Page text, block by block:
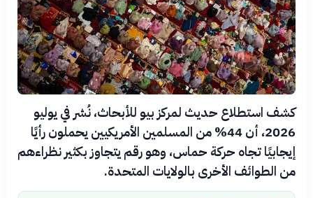
كشف استطلاع حديث لمركز بيو للأبحاث، نُشر في يوليو
2026، أن 44% من المسلمين الأمريكيين يحملون رأيًا
إيجابيًا تجاه حركة حماس، وهو رقم يتجاوز بكثير نظراءهم
من الطوائف الأخرى بالولايات المتحدة.